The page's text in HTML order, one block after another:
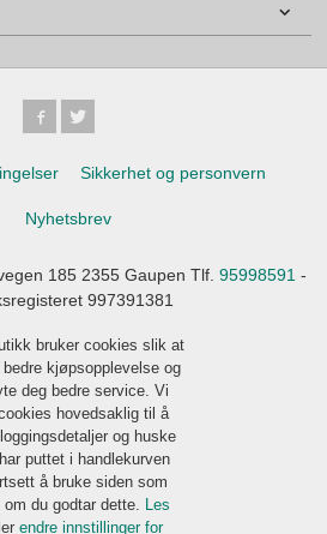
Sikkerhet og personvern
Nyhetsbrev
185 2355 Gaupen Tlf. 95998591 -
997391381
bruker cookies slik at
kjøpsopplevelse og
deg bedre service. Vi
hovedsaklig til å
og huske
puttet i handlekurven
å bruke siden som
om du godtar dette. Les
endre innstillinger for